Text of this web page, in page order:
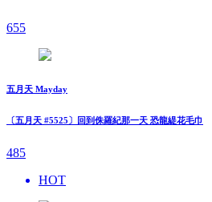
655
五月天 Mayday
〔五月天 #5525〕回到侏羅紀那一天 恐龍緹花毛巾
485
HOT